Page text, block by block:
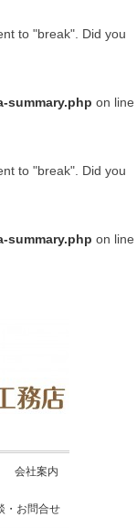
to "break". Did you
summary.php on line
to "break". Did you
summary.php on line
会社案内
・お問合せ